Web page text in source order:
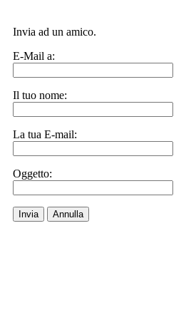
Invia ad un amico.
E-Mail a:
Il tuo nome:
La tua E-mail:
Oggetto:
Invia Annulla